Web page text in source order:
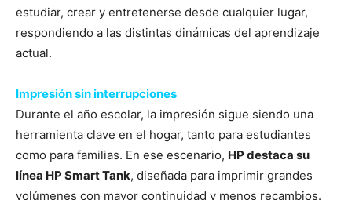
estudiar, crear y entretenerse desde cualquier lugar,
respondiendo a las distintas dinámicas del aprendizaje
actual.
Impresión sin interrupciones
Durante el año escolar, la impresión sigue siendo una
herramienta clave en el hogar, tanto para estudiantes
como para familias. En ese escenario, HP destaca su
línea HP Smart Tank, diseñada para imprimir grandes
volúmenes con mayor continuidad y menos recambios.